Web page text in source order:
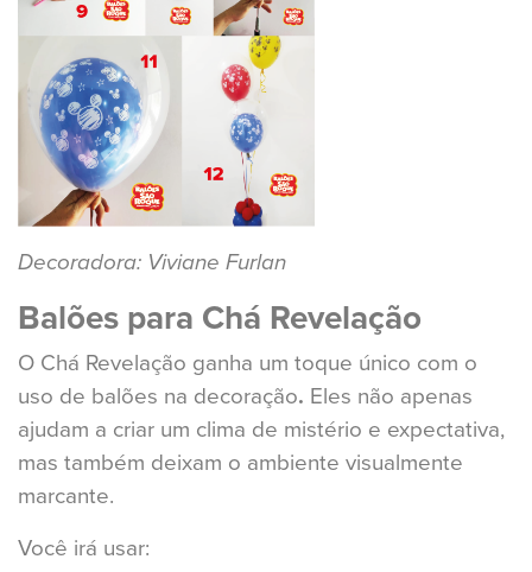
Decoradora: Viviane Furlan
Balões para Chá Revelação
O Chá Revelação ganha um toque único com o
uso de balões na decoração. Eles não apenas
ajudam a criar um clima de mistério e expectativa,
mas também deixam o ambiente visualmente
marcante.
Você irá usar: